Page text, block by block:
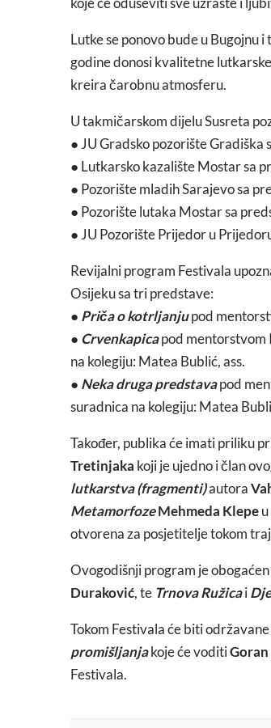
Lutke se ponovo bude u Bugojnu
godine donosi kvalitetne
kreira čarobnu atmosferu.
U takmičarskom dijelu Susreta
● JU Gradsko pozorište Gradiška
● Lutkarsko kazalište Mostar sa
● Pozorište mladih Sarajevo sa
● Pozorište lutaka Mostar sa
● JU Pozorište Prijedor u
Revijalni program Festivala
Osijeku sa tri predstave:
● Priča o kotrljanjupod
● Crvenkapicapod mentorstvom
na kolegiju: Matea Bublić, ass.
● Neka druga predstavapod
suradnica na kolegiju: Matea
Također, publika će imati priliku
Tretinjaka koji je ujedno i član
lutkarstva (fragmenti)autora
MetamorfozeMehmeda Klepe
otvorena za posjetitelje tokom
Ovogodišnji program je
Duraković, te Trnova Ružicai
Tokom Festivala će biti
promišljanjakoje će voditiGoran
Festivala.